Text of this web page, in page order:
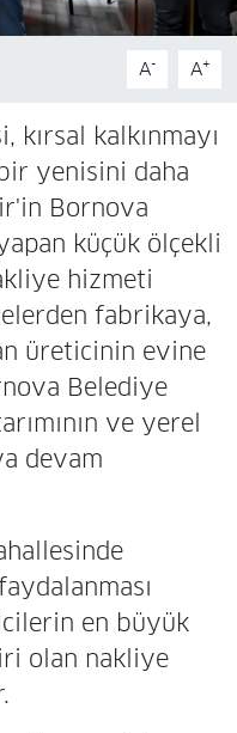
A- A+
kalkınmayı
yenisini daha
Bornova
küçük ölçekli
hizmeti
fabrikaya,
üreticinin evine
Belediye
ve yerel
devam
en büyük
olan nakliye